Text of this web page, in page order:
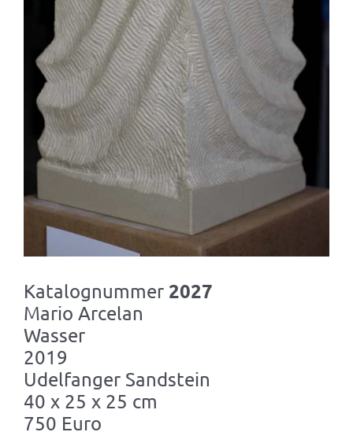
Katalognummer 2027
Mario Arcelan
Wasser
2019
Udelfanger Sandstein
40 x 25 x 25 cm
750 Euro